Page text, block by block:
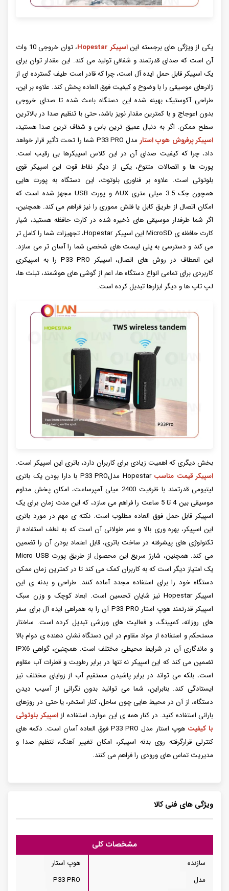
یکی از ویژگی های برجسته ایناسپیکر Hopestar
، توان خروجی 10 وات
آن است که صدای قدرتمند و شفافی تولید می کند. این مقدار توان برای
یک اسپیکر قابل حمل ایده آل است، چرا که قادر است طیف گسترده ای از
ژانرهای موسیقی را با وضوح و کیفیت فوق العاده پخش کند. علاوه بر این،
طراحی آکوستیک بهینه شده این دستگاه باعث شده تا صدای خروجی
بدون اعوجاج و با کمترین مقدار نویز باشد، حتی با تنظیم صدا در بالاترین
سطح ممکن. اگر به دنبال عمیق ترین باس و شفاف ترین صدا هستید،
اسپیکر پرفروش هوپ استار
مدل P33 PRO شما را تحت تأثیر قرار خواهد
داد، چرا که کیفیت صدای آن در این کلاس اسپیکرها بی رقیب است.
پورت ها و اتصالات متنوع، یکی از دیگر نقاط قوت این اسپیکر قوی
بلوتوثی است. علاوه بر فناوری بلوتوث، این دستگاه به پورت هایی
همچون جک 3.5 میلی متری AUX و پورت USB مجهز شده است که
امکان اتصال از طریق کابل یا فلش مموری را نیز فراهم می کند. همچنین،
اگر شما طرفدار موسیقی های ذخیره شده در کارت حافظه هستید، شیار
کارت حافظه ی MicroSD این اسپیکر Hopestar، تجهیزات شما را کامل تر
می کند و دسترسی به پلی لیست های شخصی شما را آسان تر می سازد.
این انعطاف در روش های اتصال، اسپیکر P33 PRO را به اسپیکری
کاربردی برای تمامی انواع دستگاه ها، اعم از گوشی های هوشمند، تبلت ها،
لپ تاپ ها و دیگر ابزارها تبدیل کرده است.
بخش دیگری که اهمیت زیادی برای کاربران دارد، باتری این اسپیکر است.
اسپیکر قیمت مناسب
Hopestar مدلP33 PRO با دارا بودن یک باتری
لیتیومی قدرتمند با ظرفیت 2400 میلی آمپرساعت، امکان پخش مداوم
موسیقی بین 4 تا 5 ساعت را فراهم می سازد، که این مدت زمان برای یک
اسپیکر قابل حمل فوق العاده مطلوب است. نکته ی مهم در مورد باتری
این اسپیکر، بهره وری بالا و عمر طولانی آن است که به لطف استفاده از
تکنولوژی های پیشرفته در ساخت باتری، قابل اعتماد بودن آن را تضمین
می کند. همچنین، شارژ سریع این محصول از طریق پورت Micro USB
یک امتیاز دیگر است که به کاربران کمک می کند تا در کمترین زمان ممکن
دستگاه خود را برای استفاده مجدد آماده کنند. طراحی و بدنه ی این
اسپیکر Hopestar نیز شایان تحسین است. ابعاد کوچک و وزن سبک
اسپیکر قدرتمند هوپ استار P33 PRO آن را به همراهی ایده آل برای سفر
های روزانه، کمپینگ، و فعالیت های ورزشی تبدیل کرده است. ساختار
مستحکم و استفاده از مواد مقاوم در این دستگاه نشان دهنده ی دوام بالا
و ماندگاری آن در شرایط محیطی مختلف است. همچنین، گواهی IPX6
تضمین می کند که این اسپیکر نه تنها در برابر رطوبت و قطرات آب مقاوم
است، بلکه می تواند در برابر پاشیدن مستقیم آب از زوایای مختلف نیز
ایستادگی کند. بنابراین، شما می توانید بدون نگرانی از آسیب دیدن
دستگاه، از آن در محیط هایی چون ساحل، کنار استخر، یا حتی در روزهای
بارانی استفاده کنید. در کنار همه ی این موارد، استفاده ازاسپیکر بلوتوثی
با کیفیت
هوپ استار مدل P33 PRO فوق العاده آسان است. دکمه های
کنترلی قرارگرفته روی بدنه اسپیکر، امکان تغییر آهنگ، تنظیم صدا و
مدیریت تماس های ورودی را فراهم می کنند.
ویژگی های فنی کالا
مشخصات کلی
سازنده
هوپ استار
مدل
P33 PRO